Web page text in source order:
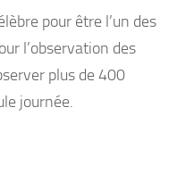
pour être l’un des
l’observation des
plus de 400
journée.